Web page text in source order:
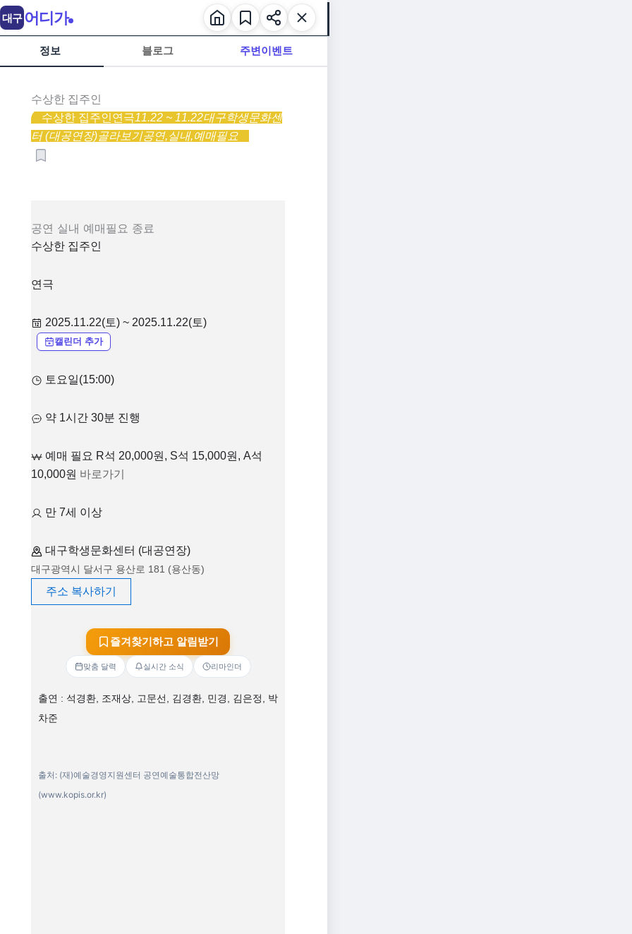
정보 블로그 주변이벤트
수상한 집주인
수상한 집주인연극11.22 ~ 11.22대구학생문화센
터 (대공연장)골라보기공연,실내,예매필요
공연 실내 예매필요 종료
수상한 집주인
연극
2025.11.22(토) ~ 2025.11.22(토)
캘린더 추가
토요일(15:00)
약 1시간 30분 진행
예매 필요 R석 20,000원, S석 15,000원, A석
10,000원 바로가기
만 7세 이상
대구학생문화센터 (대공연장)
대구광역시 달서구 용산로 181 (용산동)
주소 복사하기
즐겨찾기하고 알림받기
맞춤 달력 실시간 소식 리마인더
출연 : 석경환, 조재상, 고문선, 김경환, 민경, 김은정, 박
차준
출처: (재)예술경영지원센터 공연예술통합전산망
(www.kopis.or.kr)
대구 어디가